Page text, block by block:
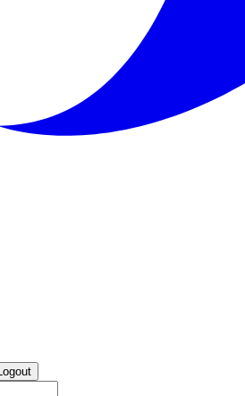
Logout